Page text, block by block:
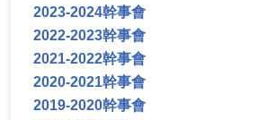
2023-2024幹事會
2022-2023幹事會
2021-2022幹事會
2020-2021幹事會
2019-2020幹事會